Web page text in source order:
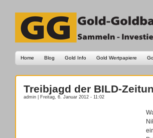
Home Blog Gold Info Gold Wertpapiere
Treibjagd der BILD-
admin | Freitag, 6. Januar 2012 - 11:02